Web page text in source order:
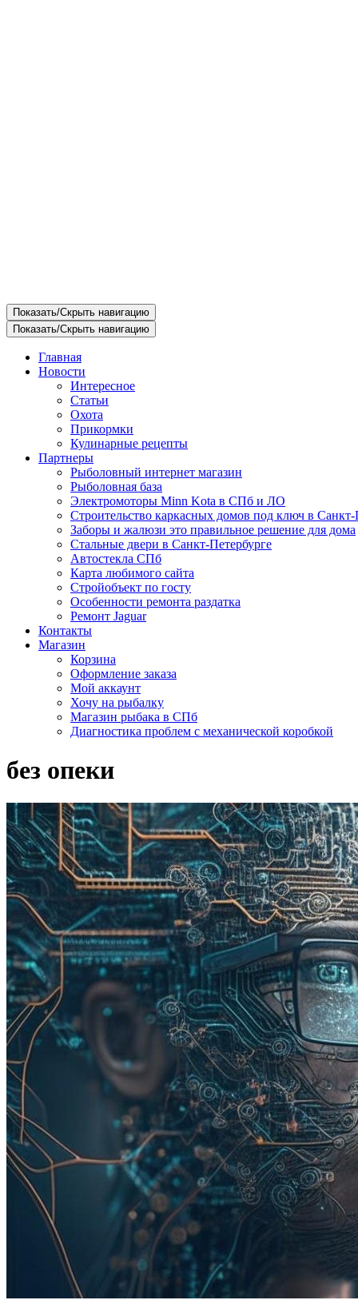
Показать/Скрыть навигацию
Показать/Скрыть навигацию
Главная
Новости
Интересное
Статьи
Охота
Прикормки
Кулинарные рецепты
Партнеры
Рыболовный интернет магазин
Рыболовная база
Электромоторы Minn Kota в СПб и ЛО
Строительство каркасных домов под ключ в Санкт-
Заборы и жалюзи это правильное решение для дома
Стальные двери в Санкт-Петербурге
Автостекла СПб
Карта любимого сайта
Стройобъект по госту
Особенности ремонта раздатка
Ремонт Jaguar
Контакты
Магазин
Корзина
Оформление заказа
Мой аккаунт
Хочу на рыбалку
Магазин рыбака в СПб
Диагностика проблем с механической коробкой
без опеки